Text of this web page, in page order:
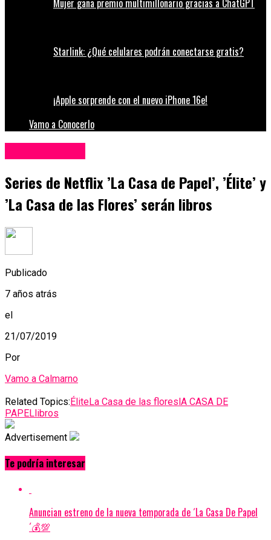
Mujer gana premio multimillonario gracias a ChatGPT
Starlink: ¿Qué celulares podrán conectarse gratis?
¡Apple sorprende con el nuevo iPhone 16e!
Vamo a Conocerlo
Series de Netflix ’La Casa de Papel’, ’Élite’ y
’La Casa de las Flores’ serán libros
Publicado
7 años atrás
el
21/07/2019
Por
Vamo a Calmarno
Related Topics:ÉliteLa Casa de las floreslA CASA DE
PAPELlibros
Advertisement
Te podría interesar
Anuncian estreno de la nueva temporada de ´La Casa De Papel
´💰💯